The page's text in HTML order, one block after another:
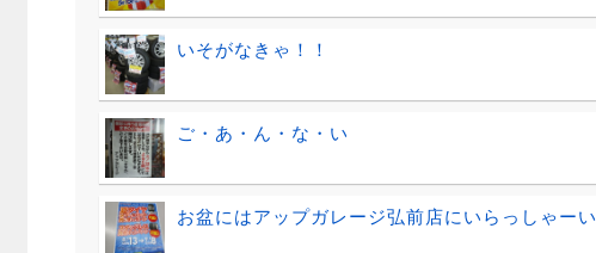
いそがなきゃ！！
ご・あ・ん・な・い
お盆にはアップガレージ弘前店にいらっしゃーい